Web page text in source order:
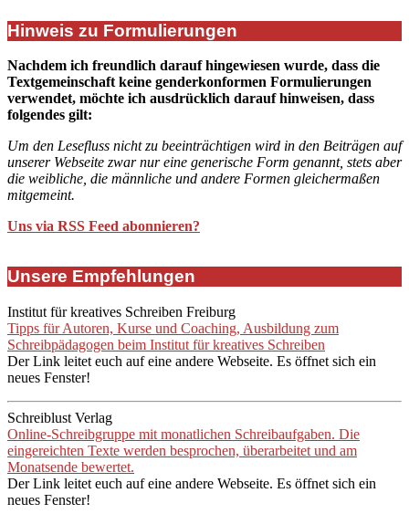
Hinweis zu Formulierungen
Nachdem ich freundlich darauf hingewiesen wurde, dass die
Textgemeinschaft keine genderkonformen Formulierungen
verwendet, möchte ich ausdrücklich darauf hinweisen, dass
folgendes gilt:
Um den Lesefluss nicht zu beeinträchtigen wird in den Beiträgen auf
unserer Webseite zwar nur eine generische Form genannt, stets aber
die weibliche, die männliche und andere Formen gleichermaßen
mitgemeint.
Uns via RSS Feed abonnieren?
Unsere Empfehlungen
Institut für kreatives Schreiben Freiburg
Tipps für Autoren, Kurse und Coaching, Ausbildung zum
Schreibpädagogen beim Institut für kreatives Schreiben
Der Link leitet euch auf eine andere Webseite. Es öffnet sich ein
neues Fenster!
Schreiblust Verlag
Online-Schreibgruppe mit monatlichen Schreibaufgaben. Die
eingereichten Texte werden besprochen, überarbeitet und am
Monatsende bewertet.
Der Link leitet euch auf eine andere Webseite. Es öffnet sich ein
neues Fenster!